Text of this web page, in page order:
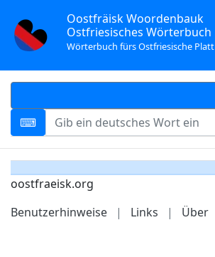
Oostfräisk Woordenbauk
Ostfriesisches Wörterbuch
Wörterbuch fürs Ostfriesische Platt
oostfraeisk.org
Benutzerhinweise
| Links | Über